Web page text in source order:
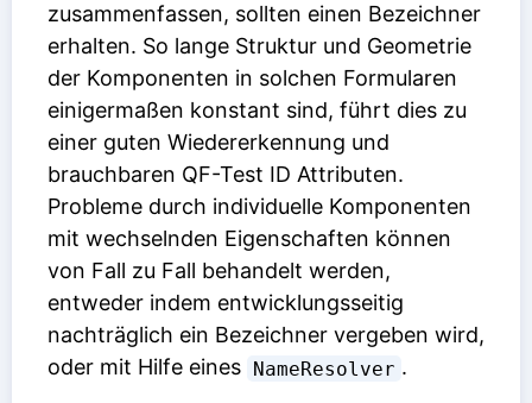
zusammenfassen, sollten einen Bezeichner
erhalten. So lange Struktur und Geometrie
der Komponenten in solchen Formularen
einigermaßen konstant sind, führt dies zu
einer guten Wiedererkennung und
brauchbaren QF-Test ID Attributen.
Probleme durch individuelle Komponenten
mit wechselnden Eigenschaften können
von Fall zu Fall behandelt werden,
entweder indem entwicklungsseitig
nachträglich ein Bezeichner vergeben wird,
oder mit Hilfe eines NameResolver .